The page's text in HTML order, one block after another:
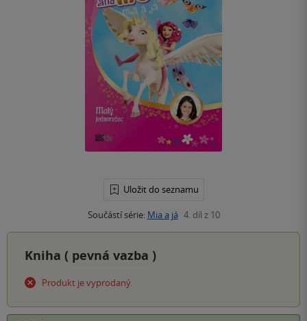
Uložit do seznamu
Součástí série: Mia a já 4. díl z 10
Kniha ( pevná vazba )
Produkt je vyprodaný.